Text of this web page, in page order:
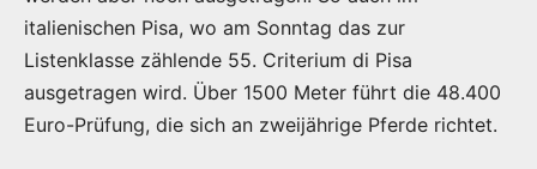
italienischen Pisa, wo am Sonntag das zur
Listenklasse zählende 55. Criterium di Pisa
ausgetragen wird. Über 1500 Meter führt die 48.400
Euro-Prüfung, die sich an zweijährige Pferde richtet.